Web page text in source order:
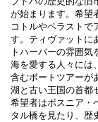
が始まります。希望
コトルやペラストで
す。ティヴァットに
トハーバーの雰囲気
海を愛する人々には
含むボートツアーが
湖と古い王国の首都
希望者はボスニア・
タル橋を見たり、歴